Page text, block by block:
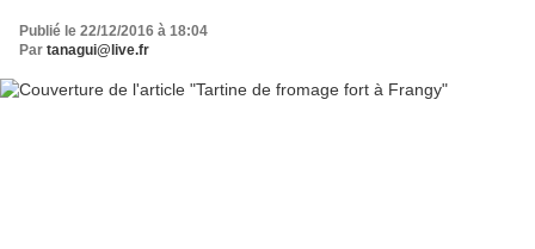
Publié le 22/12/2016 à 18:04
Par tanagui@live.fr